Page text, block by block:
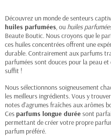
Découvrez un monde de senteurs
huiles parfumées, ou huiles
Beaute Boutic. Nous croyons que le
ces huiles concentrées offrent une
durable. Contrairement aux parfums
parfumées sont douces pour la peau
suffit !
Nous sélectionnons soigneusement
les meilleurs ingrédients. Vous y
notes d'agrumes fraîches aux arômes
Cesparfums longue duréesont
permettant de créer votre propre
parfum préféré.